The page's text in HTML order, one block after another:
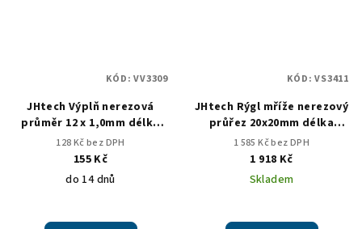
JHtech Výplň nerezová
průměr 12 x 1,0mm délka
784mm
128 Kč bez DPH
155 Kč
do 14 dnů
KÓD:VV3309
JHtech Rýgl mříže nerezový
průřez 20x20mm délka
1480mm 2ks v balení
1 585 Kč bez DPH
1 918 Kč
Skladem
KÓD:VS3411